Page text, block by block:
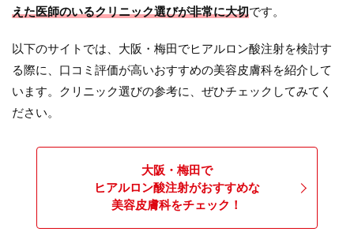
えた医師のいるクリニック選びが非常に大切です。
以下のサイトでは、大阪・梅田でヒアルロン酸注射を検討す
る際に、口コミ評価が高いおすすめの美容皮膚科を紹介して
います。クリニック選びの参考に、ぜひチェックしてみてく
ださい。
大阪・梅田で
ヒアルロン酸注射がおすすめな
美容皮膚科をチェック！